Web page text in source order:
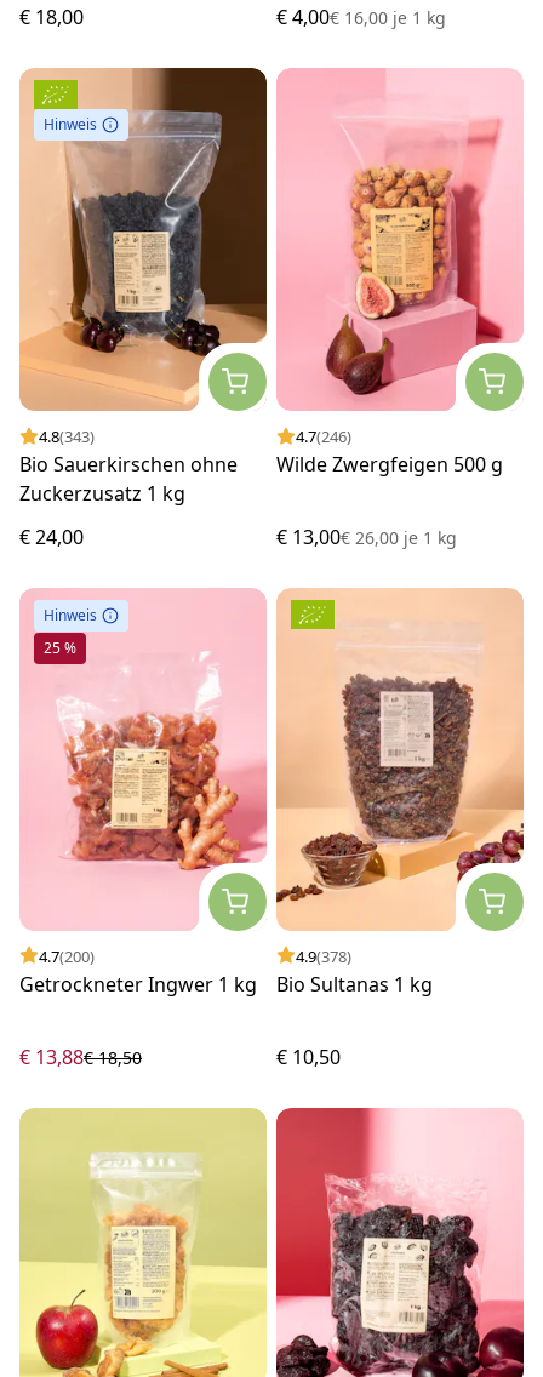
€ 18,00
€ 4,00€ 16,00 je 1 kg
Hinweis
4.8(343)
Bio Sauerkirschen ohne
Zuckerzusatz 1 kg
€ 24,00
4.7(246)
Wilde Zwergfeigen 500 g
€ 13,00€ 26,00 je 1 kg
Hinweis
25 %
4.7(200)
Getrockneter Ingwer 1 kg
€ 13,88€ 18,50
4.9(378)
Bio Sultanas 1 kg
€ 10,50